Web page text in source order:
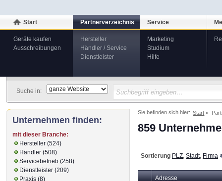
Start
Geräte kaufen
Ausschreibungen
Partnerverzeichnis
Hersteller
Händler / Service
Dienstleister
Service
Marketing
Studium
Hilfe
Suche in:
Sie befinden sich hier: Start
859
Sortierung PLZ Stadt, Firma
Adresse
Unternehmen finden:
mit dieser Branche:
Hersteller (524)
Händler (508)
Servicebetrieb (258)
Dienstleister (209)
Praxis (8)